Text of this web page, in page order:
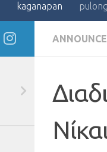
kaganapan pulong